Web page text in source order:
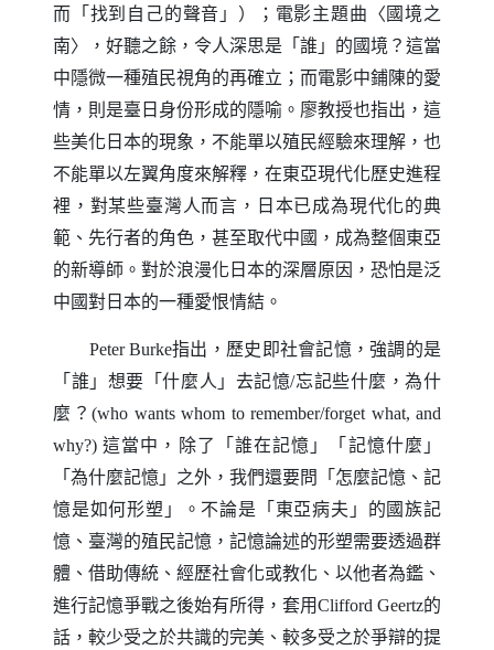
而「找到自己的聲音」
）
；電影主題曲〈國境之
南〉，好聽之餘，令人深思是「誰」的國境？這當
中隱微一種殖民視角的再確立；而電影中鋪陳的愛
情，則是臺日身份形成的隱喻。廖教授也指出，這
些美化日本的現象，不能單以殖民經驗來理解，也
不能單以左翼角度來解釋，在東亞現代化歷史進程
裡，對某些臺灣人而言，日本已成為現代化的典
範、先行者的角色，甚至取代中國，成為整個東亞
的新導師。對於浪漫化日本的深層原因，恐怕是泛
中國對日本的一種愛恨情結。
Peter Burke指出，歷史即社會記憶，強調的是
「誰」想要「什麼人」去記憶/忘記些什麼，為什
麼？ (who wants whom to remember/forget what, and
why?)這當中，除了「誰在記憶」「記憶什麼」
「為什麼記憶」之外，我們還要問「怎麼記憶、記
憶是如何形塑」。不論是「東亞病夫」的國族記
憶、臺灣的殖民記憶，記憶論述的形塑需要透過群
體、借助傳統、經歷社會化或教化、以他者為鑑、
進行記憶爭戰之後始有所得，套用Clifford Geertz的
話，較少受之於共識的完美、較多受之於爭辯的提